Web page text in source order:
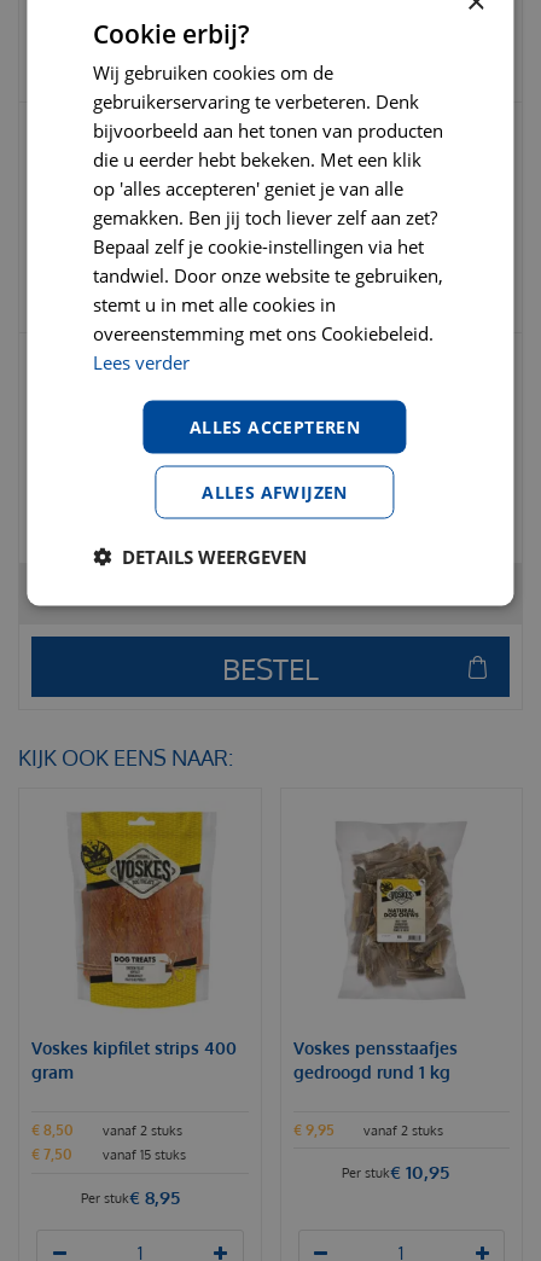
Becopets beco bag geurloos 120 stuks
(8x15) Poepzakjes
€ 6,95
KIJK OOK EENS NAAR:
Voskes kipfilet strips 400
gram
vanaf 2 stuks
€ 8 50
vanaf 15 stuks
€ 7,50
€ 8,95
Per stuk
Voskes pensstaafjes
gedroogd rund 1 kg
vanaf 2 stuks
€ 9, 95
€ 10,95
Per stuk
Cookie erbij?
Wij gebruiken cookies om de
gebruikerservaring te verbeteren. Denk
bijvoorbeeld aan het tonen van producten
die u eerder hebt bekeken. Met een klik
op 'alles accepteren' geniet je van alle
gemakken. Ben jij toch liever zelf aan zet?
Bepaal zelf je cookie-instellingen via het
tandwiel. Door onze website te gebruiken,
stemt u in met alle cookies in
overeenstemming met ons Cookiebeleid.
Lees verder
ALLES ACCEPTEREN
ALLES AFWIJZEN
DETAILS WEERGEVEN